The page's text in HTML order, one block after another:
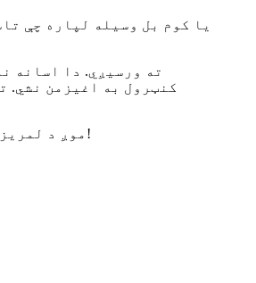
کنټرول به اغیزمن نشي.
موږ د که تاسو غواړئ خپل لوړ ولټاژ سیسټم جوړ کړئ!